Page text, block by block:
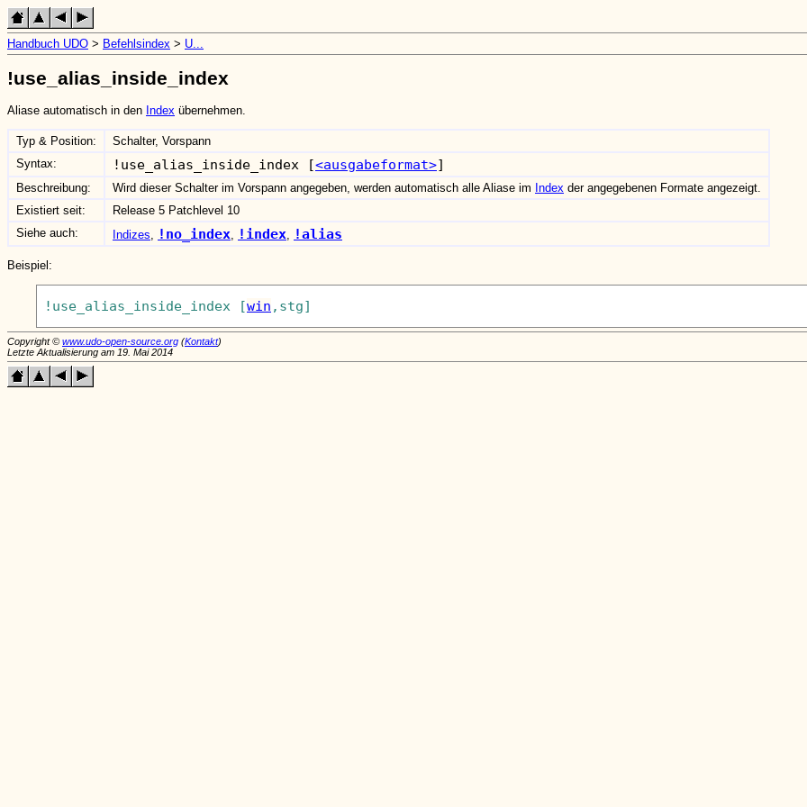
Handbuch UDO > Befehlsindex > U...
!use_alias_inside_index
Aliase automatisch in den Index übernehmen.
Typ & Position:
Schalter, Vorspann
Syntax:
!use_alias_inside_index [<ausgabeformat>]
Beschreibung: Wird dieser Schalter im Vorspann angegeben, werden automatisch alle Aliase im Index der angegebenen Formate angezeigt.
Existiert seit:
Release 5 Patchlevel 10
Siehe auch:
Indizes !no_index !index !alias
Beispiel:
!use_alias_inside_index [win
Copyright © www.udo-open-source.org (Kontakt)
Letzte Aktualisierung am 19. Mai 2014